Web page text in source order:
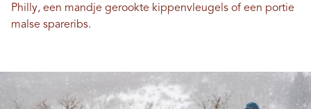
Philly, een mandje gerookte kippenvleugels of een portie
malse spareribs.